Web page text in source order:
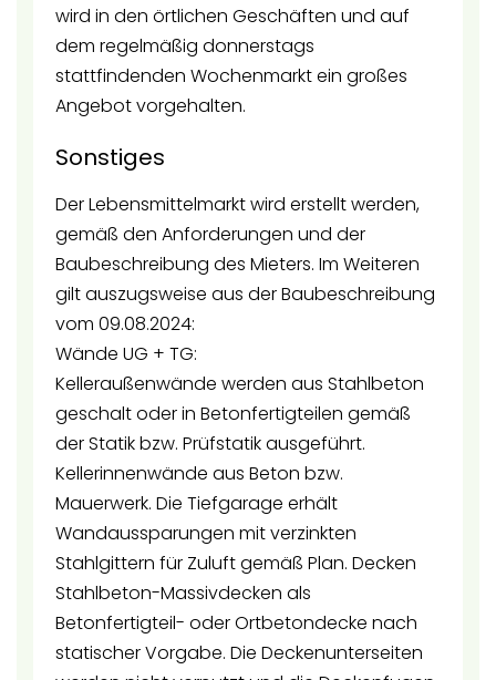
wird in den örtlichen Geschäften und auf
dem regelmäßig donnerstags
stattfindenden Wochenmarkt ein großes
Angebot vorgehalten.
Sonstiges
Der Lebensmittelmarkt wird erstellt werden,
gemäß den Anforderungen und der
Baubeschreibung des Mieters. Im Weiteren
gilt auszugsweise aus der Baubeschreibung
vom 09.08.2024:
Wände UG + TG:
Kelleraußenwände werden aus Stahlbeton
geschalt oder in Betonfertigteilen gemäß
der Statik bzw. Prüfstatik ausgeführt.
Kellerinnenwände aus Beton bzw.
Mauerwerk. Die Tiefgarage erhält
Wandaussparungen mit verzinkten
Stahlgittern für Zuluft gemäß Plan. Decken
Stahlbeton-Massivdecken als
Betonfertigteil- oder Ortbetondecke nach
statischer Vorgabe. Die Deckenunterseiten